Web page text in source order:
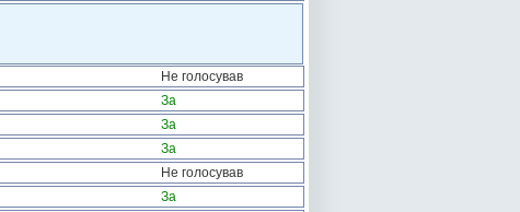
Не голосував
За
За
За
Не голосував
За